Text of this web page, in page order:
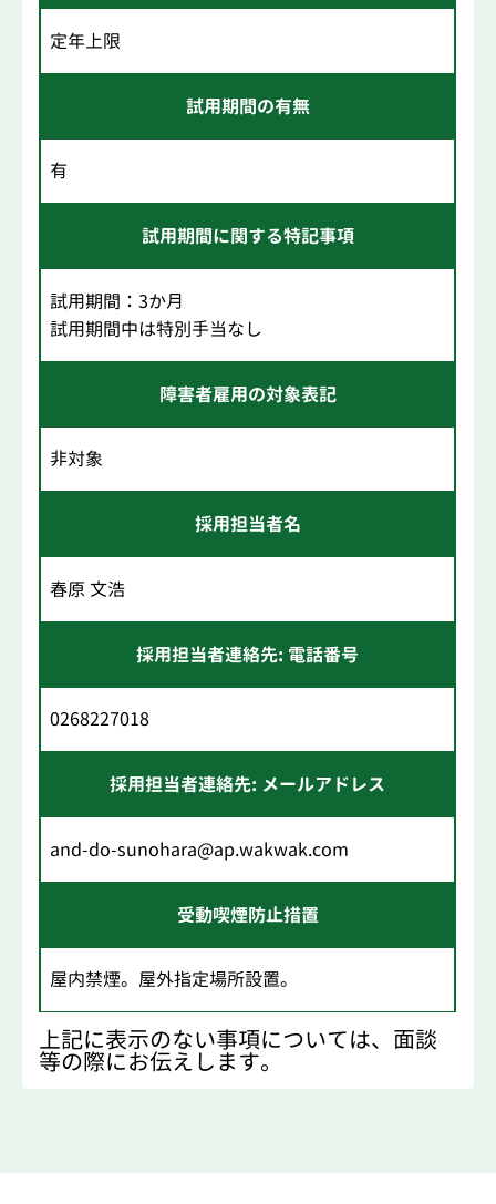
定年上限
試用期間の有無
有
試用期間に関する特記事項
試用期間：3か月
試用期間中は特別手当なし
障害者雇用の対象表記
非対象
採用担当者名
春原 文浩
採用担当者連絡先: 電話番号
0268227018
採用担当者連絡先: メールアドレス
and-do-sunohara@ap.wakwak.com
受動喫煙防止措置
屋内禁煙。屋外指定場所設置。
上記に表示のない事項については、面談
等の際にお伝えします。